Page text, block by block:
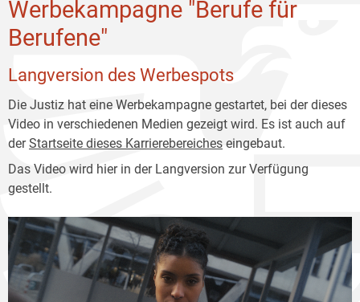
Werbekampagne "Berufe für
Berufene"
Langversion des Werbespots
Die Justiz hat eine Werbekampagne gestartet, bei der dieses
Video in verschiedenen Medien gezeigt wird. Es ist auch auf
derStartseite dieses Karrierebereiches eingebaut.
Das Video wird hier in der Langversion zur Verfügung
gestellt.